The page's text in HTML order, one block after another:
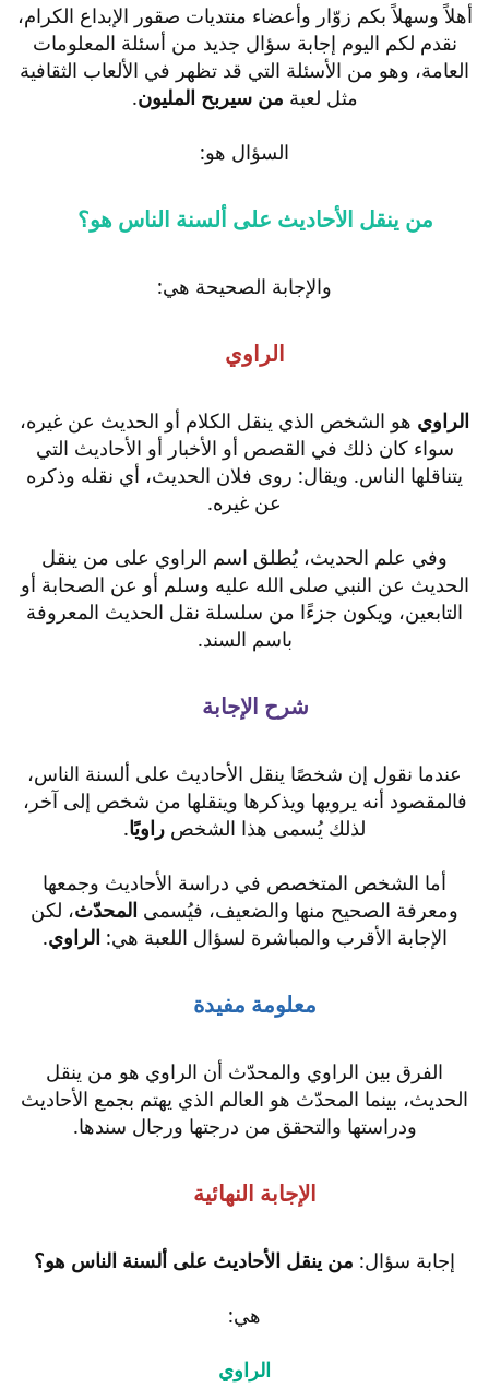
أهلاً وسهلاً بكم زوّار وأعضاء منتديات صقور الإبداع الكرام،
نقدم لكم اليوم إجابة سؤال جديد من أسئلة المعلومات
العامة، وهو من الأسئلة التي قد تظهر في الألعاب الثقافية
مثل لعبة من سيربح المليون.
السؤال هو:
من ينقل الأحاديث على ألسنة الناس هو؟
والإجابة الصحيحة هي:
الراوي
الراوي هو الشخص الذي ينقل الكلام أو الحديث عن غيره،
سواء كان ذلك في القصص أو الأخبار أو الأحاديث التي
يتناقلها الناس. ويقال: روى فلان الحديث، أي نقله وذكره
عن غيره.
وفي علم الحديث، يُطلق اسم الراوي على من ينقل
الحديث عن النبي صلى الله عليه وسلم أو عن الصحابة أو
التابعين، ويكون جزءًا من سلسلة نقل الحديث المعروفة
باسم السند.
شرح الإجابة
عندما نقول إن شخصًا ينقل الأحاديث على ألسنة الناس،
فالمقصود أنه يرويها ويذكرها وينقلها من شخص إلى آخر،
لذلك يُسمى هذا الشخص راويًا.
أما الشخص المتخصص في دراسة الأحاديث وجمعها
ومعرفة الصحيح منها والضعيف، فيُسمى المحدّث، لكن
الإجابة الأقرب والمباشرة لسؤال اللعبة هي: الراوي.
معلومة مفيدة
الفرق بين الراوي والمحدّث أن الراوي هو من ينقل
الحديث، بينما المحدّث هو العالم الذي يهتم بجمع الأحاديث
ودراستها والتحقق من درجتها ورجال سندها.
الإجابة النهائية
إجابة سؤال: من ينقل الأحاديث على ألسنة الناس هو؟
هي:
الراوي